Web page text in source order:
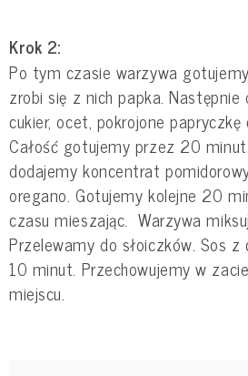
Krok 2:
Po tym czasie warzywa
zrobi się z nich papka. Następnie
cukier, ocet, pokrojone papryczkę
Całość gotujemy przez 20
dodajemy koncentrat
oregano. Gotujemy kolejne 20
czasu mieszając. Warzywa
Przelewamy do słoiczków. Sos
10 minut. Przechowujemy w
miejscu.